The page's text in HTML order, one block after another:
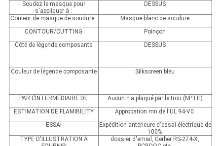
Soudez le masque pour
s'appliquer à :
DESSUS
Couleur de masque de soudure :
Masque blanc de soudure
CONTOUR/CUTTING
Poinçon
Côté de légende composante
DESSUS
Couleur de légende composante Silkscreen bleu
PAR L'INTERMÉDIAIRE DE
Aucun n'a plaqué par le trou (NPTH)
ESTIMATION DE FLAMIBILITY
Approbation mn de l'UL 94-V0.
ESSAI
Expédition antérieure d'essai électrique de
100%
TYPE D'ILLUSTRATION À
dossier d'email, Gerber RS-274-X,